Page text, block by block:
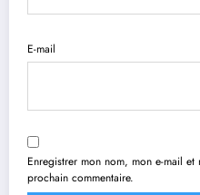
E-mail
Enregistrer mon nom, mon e-mail
prochain commentaire.